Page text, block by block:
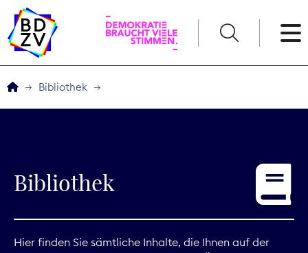
Service
Bibliothek
Bibliothek
Hier finden Sie sämtliche Inhalte, die Ihnen auf der